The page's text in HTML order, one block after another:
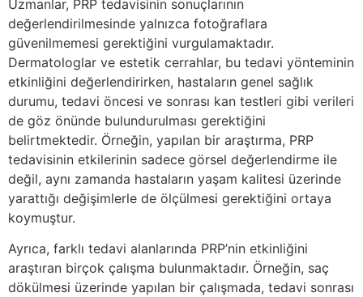
Uzmanlar, PRP tedavisinin sonuçlarının
değerlendirilmesinde yalnızca fotoğraflara
güvenilmemesi gerektiğini vurgulamaktadır.
Dermatologlar ve estetik cerrahlar, bu tedavi yönteminin
etkinliğini değerlendirirken, hastaların genel sağlık
durumu, tedavi öncesi ve sonrası kan testleri gibi verileri
de göz önünde bulundurulması gerektiğini
belirtmektedir. Örneğin, yapılan bir araştırma, PRP
tedavisinin etkilerinin sadece görsel değerlendirme ile
değil, aynı zamanda hastaların yaşam kalitesi üzerinde
yarattığı değişimlerle de ölçülmesi gerektiğini ortaya
koymuştur.
Ayrıca, farklı tedavi alanlarında PRP’nin etkinliğini
araştıran birçok çalışma bulunmaktadır. Örneğin, saç
dökülmesi üzerinde yapılan bir çalışmada, tedavi sonrası